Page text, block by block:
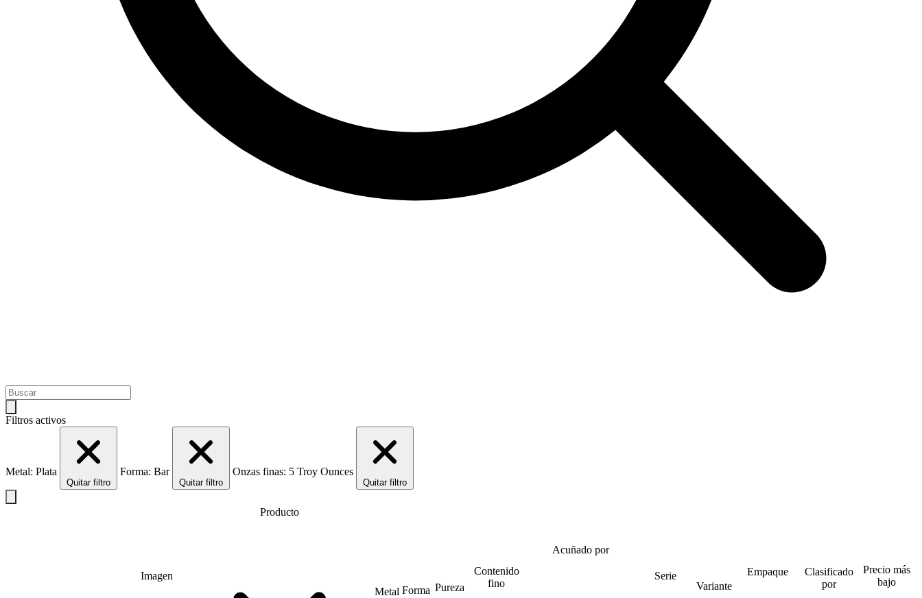
Filtros activos
Metal: Plata
Quitar filtro
Forma: Bar
Quitar filtro
Onzas finas: 5 Troy Ounces
Quitar filtro
Imagen
Producto
Metal Forma Pureza
Contenido
fino
Acuñado por
Serie
Variante
Empaque
Clasificado
por
Precio más
bajo